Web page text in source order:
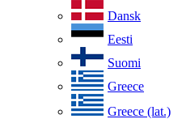
Dansk
Eesti
Suomi
Greece
Greece (lat.)